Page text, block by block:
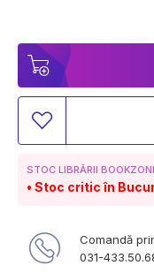
STOC LIBRĂRII
Stoc critic în
Comandă
031-